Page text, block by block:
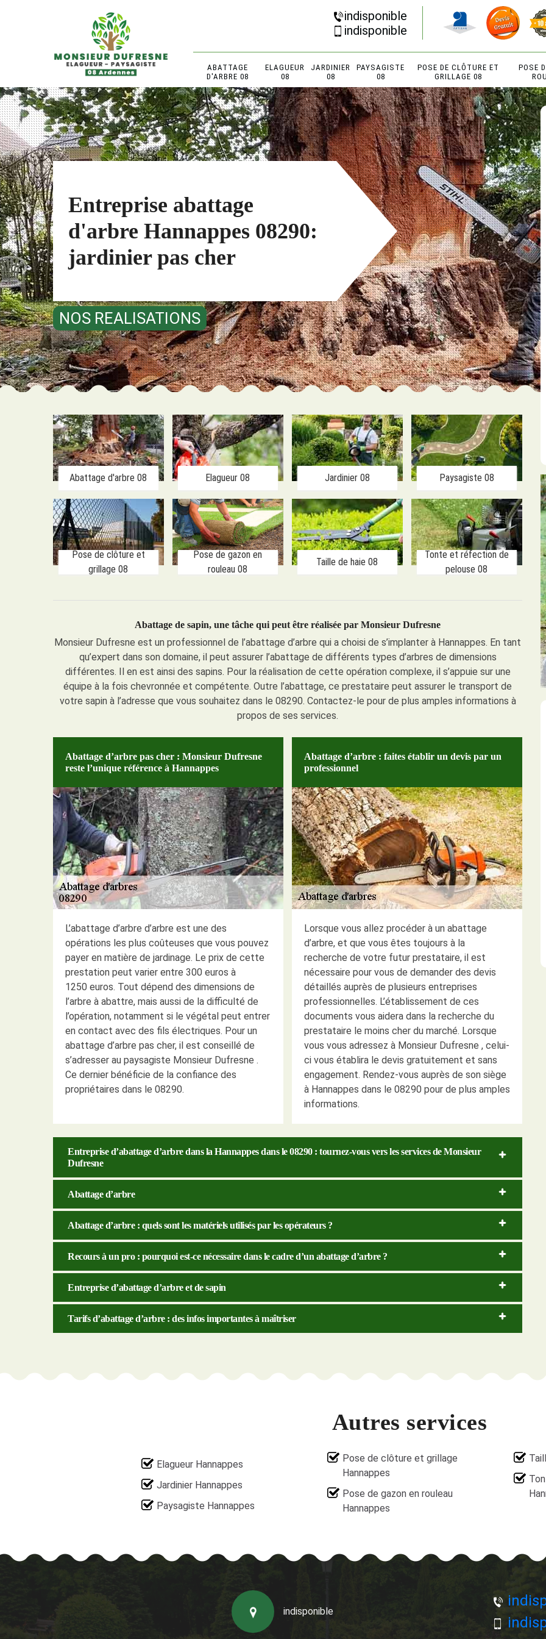
indisponible
indisponible
ABATTAGE
D'ARBRE 08
ELAGUEUR
08
JARDINIER
08
PAYSAGISTE
08
POSE DE CLÔTURE ET
GRILLAGE 08
POSE
Entreprise abattage
d'arbre Hannappes 08290:
jardinier pas cher
NOS REALISATIONS
Abattage d'arbre 08 Elagueur 08 Jardinier 08 Paysagiste 08
Pose de clôture et
grillage 08
Pose de gazon en
rouleau 08
Taille de haie 08
Tonte et réfection de
pelouse 08
Abattage de sapin, une tâche qui peut être réalisée par Monsieur Dufresne
Monsieur Dufresne est un professionnel de l’abattage d’arbre qui a choisi de s’implanter à Hannappes. En tant
qu’expert dans son domaine, il peut assurer l’abattage de différents types d’arbres de dimensions
différentes. Il en est ainsi des sapins. Pour la réalisation de cette opération complexe, il s’appuie sur une
équipe à la fois chevronnée et compétente. Outre l’abattage, ce prestataire peut assurer le transport de
votre sapin à l’adresse que vous souhaitez dans le 08290. Contactez-le pour de plus amples informations à
propos de ses services.
Abattage d’arbre pas cher : Monsieur Dufresne
reste l’unique référence à Hannappes
L’abattage d’arbre d’arbre est une des
opérations les plus coûteuses que vous pouvez
payer en matière de jardinage. Le prix de cette
prestation peut varier entre 300 euros à
1250 euros. Tout dépend des dimensions de
l’arbre à abattre, mais aussi de la difficulté de
l’opération, notamment si le végétal peut entrer
en contact avec des fils électriques. Pour un
abattage d’arbre pas cher, il est conseillé de
s’adresser au paysagiste Monsieur Dufresne .
Ce dernier bénéficie de la confiance des
propriétaires dans le 08290.
Abattage d’arbre : faites établir un devis par un
professionnel
Lorsque vous allez procéder à un abattage
d’arbre, et que vous êtes toujours à la
recherche de votre futur prestataire, il est
nécessaire pour vous de demander des devis
détaillés auprès de plusieurs entreprises
professionnelles. L’établissement de ces
documents vous aidera dans la recherche du
prestataire le moins cher du marché. Lorsque
vous vous adressez à Monsieur Dufresne , celui-
ci vous établira le devis gratuitement et sans
engagement. Rendez-vous auprès de son siège
à Hannappes dans le 08290 pour de plus amples
informations.
Entreprise d’abattage d’arbre dans la Hannappes dans le 08290 : tournez-vous vers les services de Monsieur
Dufresne
Abattage d’arbre
Abattage d’arbre : quels sont les matériels utilisés par les opérateurs ?
Recours à un pro : pourquoi est-ce nécessaire dans le cadre d’un abattage d’arbre ?
Entreprise d’abattage d’arbre et de sapin
Tarifs d’abattage d’arbre : des infos importantes à maîtriser
Autres services
Elagueur Hannappes
Jardinier Hannappes
Paysagiste Hannappes
Pose de clôture et grillage
Hannappes
Pose de gazon en rouleau
Hannappes
indisponible